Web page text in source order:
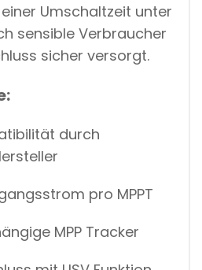
Umschaltzeit unter
sensible Verbraucher
sicher versorgt.
durch
pro MPPT
MPP Tracker